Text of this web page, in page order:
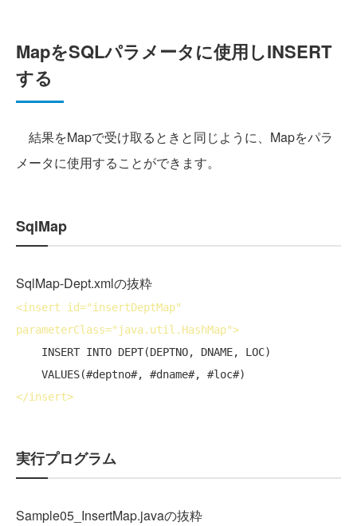
MapをSQLパラメータに使用しINSERT
する
結果をMapで受け取るときと同じように、Mapをパラ
メータに使用することができます。
SqlMap
SqlMap-Dept.xmlの抜粋
<insert id
parameterClass="java.util.HashMap">
</insert>
実行プログラム
Sample05_InsertMap.javaの抜粋